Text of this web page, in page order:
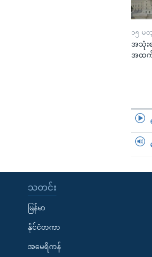
၁၅ မ
အသုံး
အထ
သတင်း
မြန်မာ
နိုင်ငံတကာ
အမေရိကန်